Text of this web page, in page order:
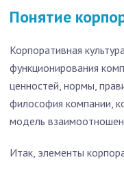
Понятие
Корпоративная
функционирования
ценностей, нормы,
философия компании,
модель
Итак, элементы